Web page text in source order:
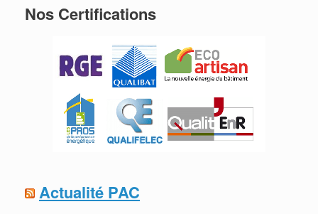
Nos Certifications
Actualité PAC